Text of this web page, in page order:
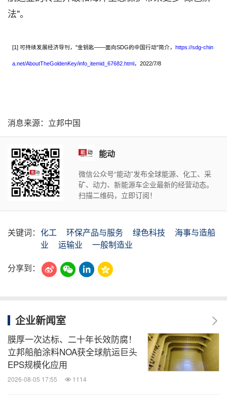
法"。
[1] 可持续发展经济导刊，"金钥匙——面向SDG的中国行动"简介， https://sdg-chin
a.net/AboutTheGoldenKey/info_itemid_67682.html，2022/7/8
消息来源：立邦中国
能动
微信公众号“能动”发布全球能源、化工、采
矿、动力、新能源车企业最新的经营动态。
扫描二维码，立即订阅！
关键词： 化工 环保产品与服务 绿色科技
海事与造船
业
运输业
一般制造业
分享到：
企业新闻室
膜厚一次达标、二十年长效防腐！
立邦船舶涂料NOA获全球航运巨头
EPS规模化应用
2026-08-05 17:55 1114